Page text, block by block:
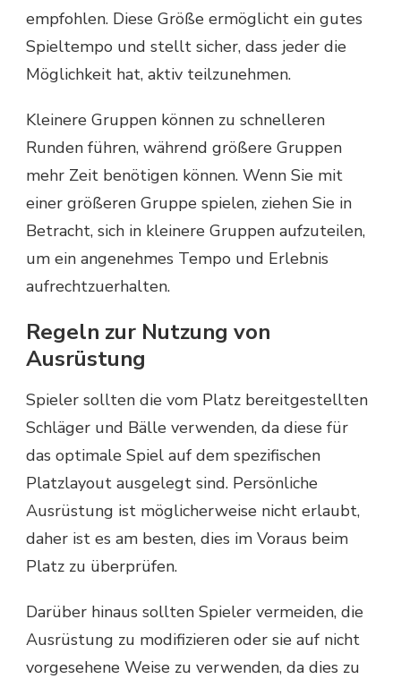
empfohlen. Diese Größe ermöglicht ein gutes
Spieltempo und stellt sicher, dass jeder die
Möglichkeit hat, aktiv teilzunehmen.
Kleinere Gruppen können zu schnelleren
Runden führen, während größere Gruppen
mehr Zeit benötigen können. Wenn Sie mit
einer größeren Gruppe spielen, ziehen Sie in
Betracht, sich in kleinere Gruppen aufzuteilen,
um ein angenehmes Tempo und Erlebnis
aufrechtzuerhalten.
Regeln zur Nutzung von
Ausrüstung
Spieler sollten die vom Platz bereitgestellten
Schläger und Bälle verwenden, da diese für
das optimale Spiel auf dem spezifischen
Platzlayout ausgelegt sind. Persönliche
Ausrüstung ist möglicherweise nicht erlaubt,
daher ist es am besten, dies im Voraus beim
Platz zu überprüfen.
Darüber hinaus sollten Spieler vermeiden, die
Ausrüstung zu modifizieren oder sie auf nicht
vorgesehene Weise zu verwenden, da dies zu